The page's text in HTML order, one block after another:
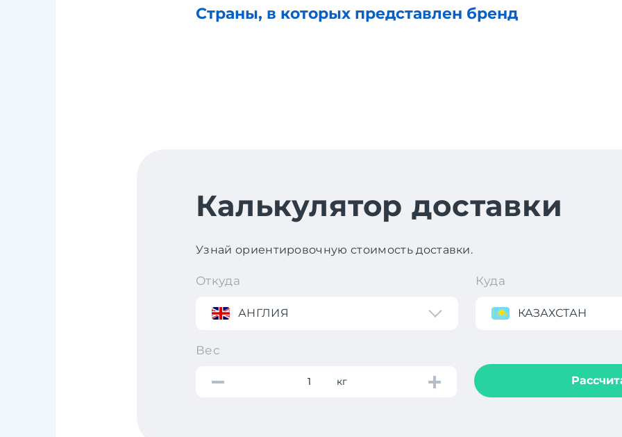
Страны, в которых представлен бренд
Калькулятор доставки
Узнай ориентировочную стоимость доставки.
Откуда
АНГЛИЯ
Куда
КАЗАХСТАН
Вес
кг